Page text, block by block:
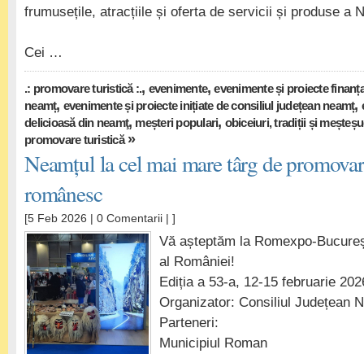
frumusețile, atracțiile și oferta de servicii și produse a
Cei …
.: promovare turistică :., evenimente,evenimente și proiecte
neamț, evenimente și proiecte inițiate de consiliul județean neamț,
delicioasă din neamţ, meșteri populari, obiceiuri, tradiții și
promovare turistică»
Neamțul la cel mai mare târg de
românesc
[5 Feb 2026 | 0 Comentarii | ]
Vă așteptăm la Romexpo-
al României!
Ediția a 53-a, 12-15 februarie
Organizator: Consiliul Județean
Parteneri:
Municipiul Roman